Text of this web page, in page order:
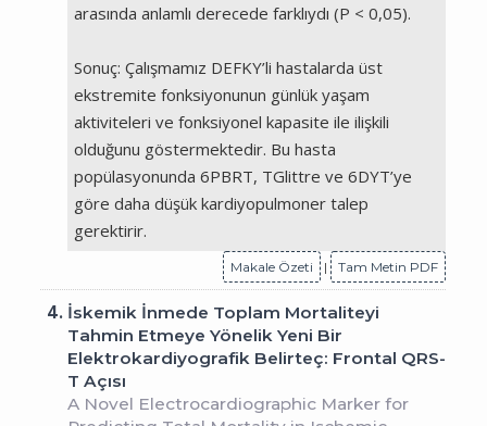
arasında anlamlı derecede farklıydı (P < 0,05).
Sonuç: Çalışmamız DEFKY’li hastalarda üst
ekstremite fonksiyonunun günlük yaşam
aktiviteleri ve fonksiyonel kapasite ile ilişkili
olduğunu göstermektedir. Bu hasta
popülasyonunda 6PBRT, TGlittre ve 6DYT’ye
göre daha düşük kardiyopulmoner talep
gerektirir.
Makale Özeti | Tam Metin PDF
4. İskemik İnmede Toplam Mortaliteyi
Tahmin Etmeye Yönelik Yeni Bir
Elektrokardiyografik Belirteç: Frontal QRS-
T Açısı
A Novel Electrocardiographic Marker for